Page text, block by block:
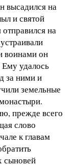
высадился на
и святой
на
воинами он
удалось
за ними и
земельные
прежде всего
слово
к главам
сыновей